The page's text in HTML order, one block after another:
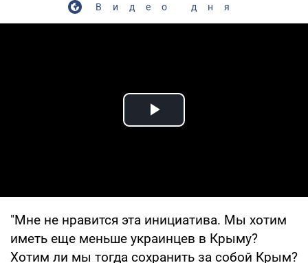
Видео дня
Play Video
"Мне не нравится эта инициатива. Мы хотим
иметь еще меньше украинцев в Крыму?
Хотим ли мы тогда сохранить за собой Крым?